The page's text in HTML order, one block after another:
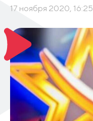
17 ноября 2020, 16:25